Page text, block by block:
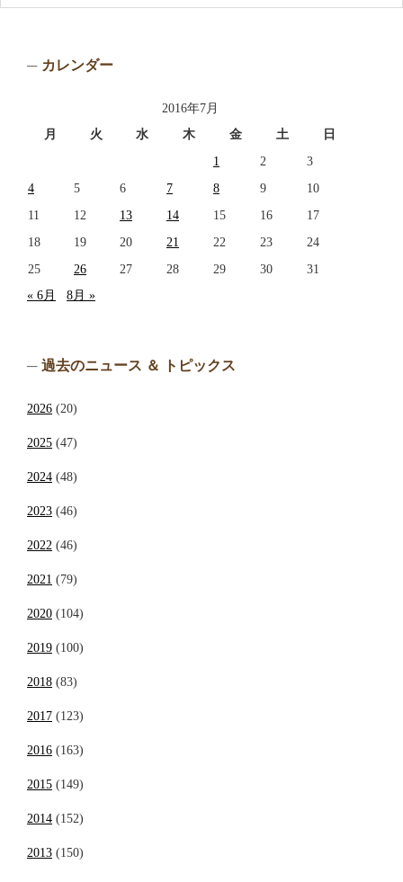
カレンダー
2016年7月
月
火 水 木 金 土
日
1
2
3
4
5 6 7 8 9
10
11
12 13 14 15 16
17
18
19 20 21 22 23
24
25
26 27 28 29 30
31
« 6月
8月 »
過去のニュース ＆ トピックス
2026 (20)
2025 (47)
2024 (48)
2023 (46)
2022 (46)
2021 (79)
2020 (104)
2019 (100)
2018 (83)
2017 (123)
2016 (163)
2015 (149)
2014 (152)
2013 (150)